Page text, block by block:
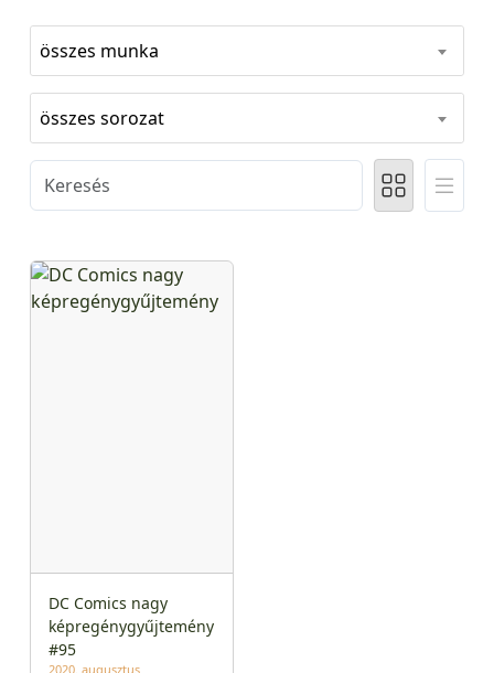
összes munka
összes sorozat
DC Comics nagy
képregénygyűjtemény
#95
2020. augusztus